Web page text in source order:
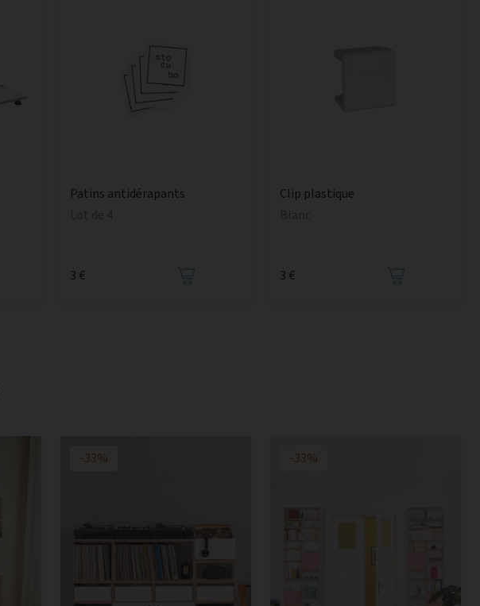
Patins antidérapants
3 €
Clip plastique
3 €
-33% -33%